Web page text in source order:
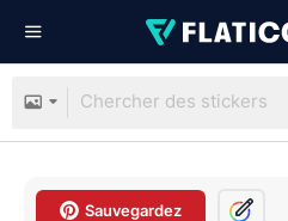
Sauvegardez